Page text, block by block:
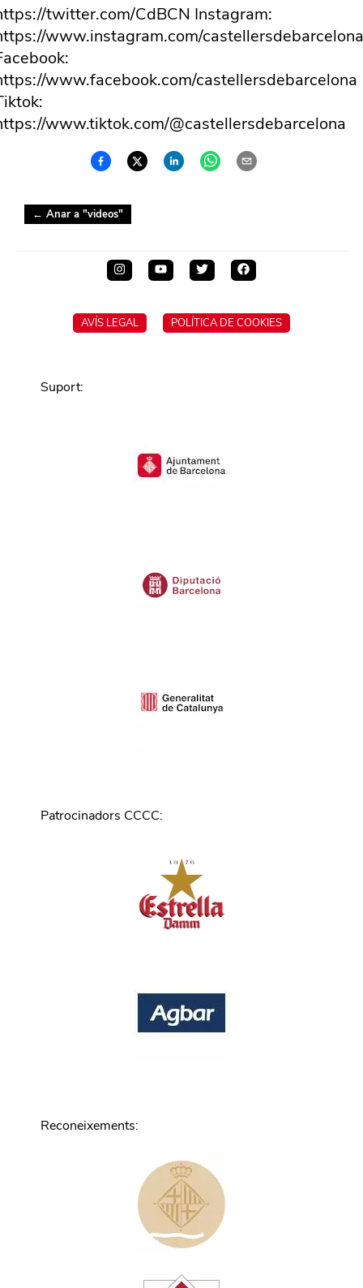
twitter.com/CdBCN Instagram:
www.instagram.com/
www.facebook.com/castellersdebarcelona
www.tiktok.com/@castellersdebarcelona
← Anar a "videos"
AVÍS LEGAL POLÍTICA DE COOKIES
Suport:
Patrocinadors CCCC:
Reconeixements: